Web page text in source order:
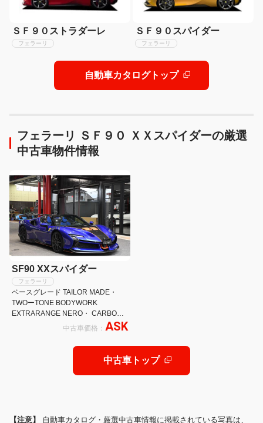
ＳＦ９０ストラダーレ
フェラーリ
ＳＦ９０スパイダー
フェラーリ
自動車カタログトップ
フェラーリ ＳＦ９０ ＸＸスパイダーの厳選
中古車物件情報
SF90 XXスパイダー
フェラーリ
ベースグレード TAILOR MADE・
TWOーTONE BODYWORK
EXTRARANGE NERO・ CARBON
FIBRE WHEELS中古車価格： ASK
中古車トップ
【注意】 自動車カタログ・厳選中古車情報に掲載されている写真は、